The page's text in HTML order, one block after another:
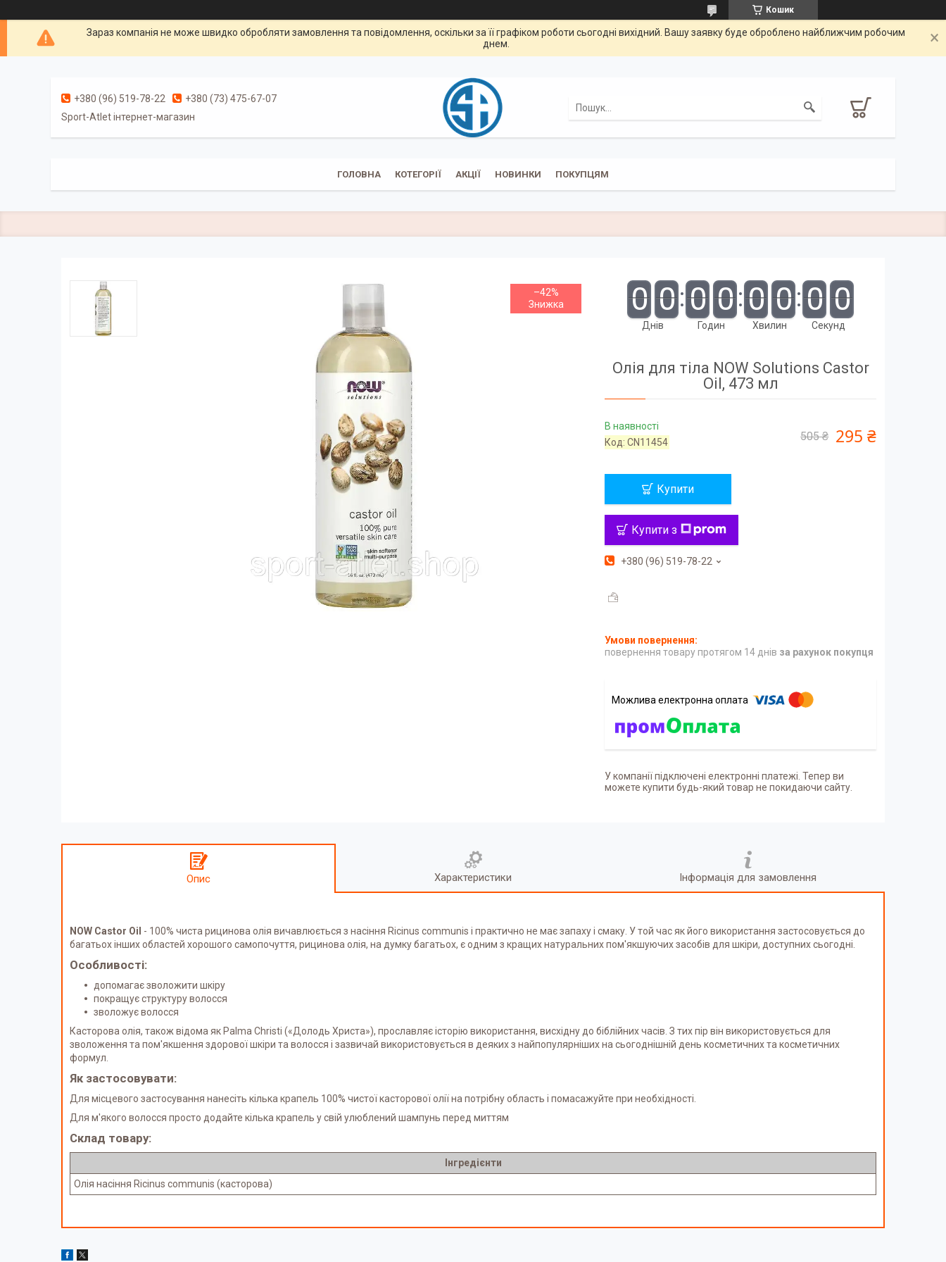
Кошик
Зараз компанія не може швидко обробляти замовлення та повідомлення, оскільки за її графіком роботи сьогодні вихідний. Вашу заявку буде оброблено найближчим робочим
днем.
+380 (96) 519-78-22
+380 (73) 475-67-07
Sport-Atlet інтернет-магазин
ГОЛОВНА КОТЕГОРІЇ АКЦІЇ НОВИНКИ ПОКУПЦЯМ
–42% 0 0
Днів
0 0
Годин
0 0
Хвилин
0 0
Секунд
Олія для тіла NOW Solutions Castor
Oil, 473 мл
В наявності
Код:CN11454 505 ₴ 295 ₴
Купити
Купити з
+380 (96) 519-78-22
повернення товару протягом 14 днів за рахунок покупця
У компанії підключені електронні платежі. Тепер ви
можете купити будь-який товар не покидаючи сайту.
Опис Характеристики Інформація для замовлення
NOW Castor Oil - 100% чиста рицинова олія вичавлюється з насіння Ricinus communis і практично не має запаху і смаку. У той час як його використання застосовується до
багатьох інших областей хорошого самопочуття, рицинова олія, на думку багатьох, є одним з кращих натуральних пом'якшуючих засобів для шкіри, доступних сьогодні.
Особливості:
допомагає зволожити шкіру
покращує структуру волосся
зволожує волосся
Касторова олія, також відома як Palma Christi («Долодь Христа»), прославляє історію використання, висхідну до біблійних часів. З тих пір він використовується для
зволоження та пом'якшення здорової шкіри та волосся і зазвичай використовується в деяких з найпопулярніших на сьогоднішній день косметичних та косметичних
формул.
Як застосовувати:
Для місцевого застосування нанесіть кілька крапель 100% чистої касторової олії на потрібну область і помасажуйте при необхідності.
Для м'якого волосся просто додайте кілька крапель у свій улюблений шампунь перед миттям
Склад товару:
Інгредієнти
Олія насіння Ricinus communis (касторова)